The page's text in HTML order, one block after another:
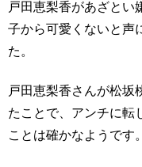
戸田恵梨香があざとい
子から可愛くないと声
た。
戸田恵梨香さんが松坂
たことで、アンチに転
ことは確かなようです。